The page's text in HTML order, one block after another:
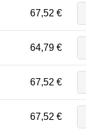
67,52 €
64,79 €
67,52 €
67,52 €